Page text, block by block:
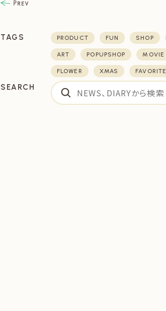
TAGS PRODUCT FUN SHOP
ART POPUPSHOP MOVIE
FLOWER XMAS FAVORITE
SEARCH